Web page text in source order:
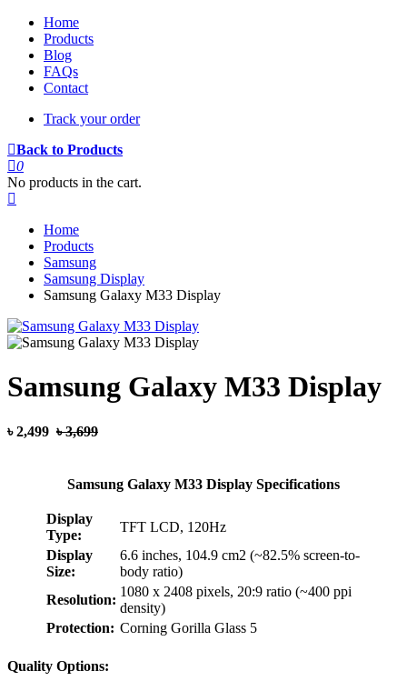
Home
Products
Blog
FAQs
Contact
Track your order
Back to Products
0
No products in the cart.
Home
Products
Samsung
Samsung Display
Samsung Galaxy M33 Display
Samsung Galaxy M33 Display
৳ 2,499 ৳ 3,699
Samsung Galaxy M33 Display Specifications
Display
Type:
TFT LCD, 120Hz
Display
Size:
6.6 inches, 104.9 cm2 (~82.5% screen-to-
body ratio)
Resolution:
1080 x 2408 pixels, 20:9 ratio (~400 ppi
density)
Protection: Corning Gorilla Glass 5
Quality Options: